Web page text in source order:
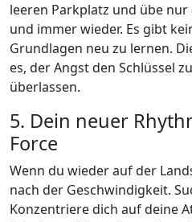
leeren Parkplatz und übe
und immer wieder. Es gibt
Grundlagen neu zu lernen.
es, der Angst den Schlüssel
überlassen.
5. Dein neuer
Force
Wenn du wieder auf der
nach der Geschwindigkeit.
Konzentriere dich auf deine